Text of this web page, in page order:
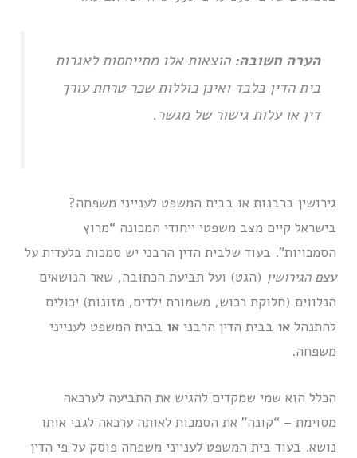
הערה חשובה: הוצאות אלו מתייחסות לאגרות
בית הדין בלבד ואינן כוללות שכר טרחת עורך
דין או עלות גישור של מגשר.
גירושין ברבנות או בבית המשפט לענייני משפחה?
בישראל קיים מצב משפטי ייחודי המכונה “מרוץ
הסמכויות”. בעוד שלבית הדין הרבני יש סמכות בלעדית על
עצם הגירושין (הגט) ועל תביעת הכתובה, שאר הנושאים
הנלווים (חלוקת רכוש, משמורת ילדים, מזונות) יכולים
להתנהלאו בבית הדין הרבניאו בבית המשפט לענייני
משפחה.
הכלל הוא שמי שמקדים להגיש את התביעה לערכאה
מסוימת – “קונה” את הסמכות לאותה ערכאה לגבי אותו
נושא. בעוד בית המשפט לענייני משפחה פוסק על פי הדין